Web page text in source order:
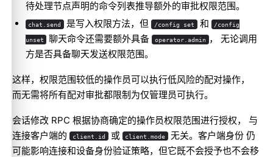
待处理节点声明的命令列表推导额外的审批权限范围。
chat.send 是写入权限方法，但 /config set 和 /config
unset 聊天命令还需要额外具备 operator.admin ， 无论调用
方是否具备聊天发送权限范围。
这样，权限范围较低的操作员可以执行低风险的配对操作，
而无需将所有配对审批都限制为仅管理员可执行。
会话修改 RPC 根据协商确定的操作员权限范围进行授权， 与
连接客户端的
client.id 或 client.mode
无关。客户端身份 仍
可能影响连接和设备身份验证策略，但它既不会授予也不会移